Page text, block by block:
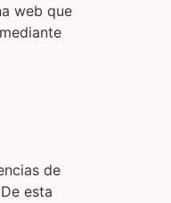
web que
de
esta